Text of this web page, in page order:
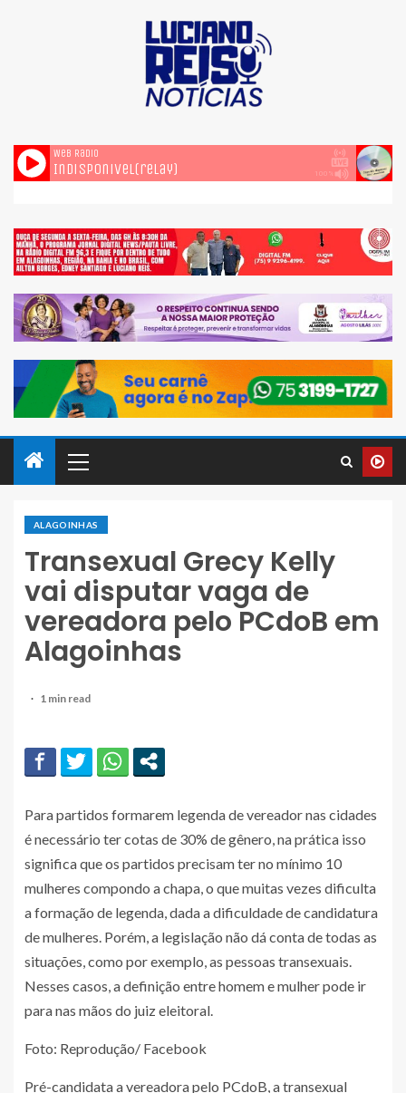
ALAGOINHAS
Transexual Grecy Kelly
vai disputar vaga de
vereadora pelo PCdoB em
Alagoinhas
1 min read
Para partidos formarem legenda de vereador nas cidades
é necessário ter cotas de 30% de gênero, na prática isso
significa que os partidos precisam ter no mínimo 10
mulheres compondo a chapa, o que muitas vezes dificulta
a formação de legenda, dada a dificuldade de candidatura
de mulheres. Porém, a legislação não dá conta de todas as
situações, como por exemplo, as pessoas transexuais.
Nesses casos, a definição entre homem e mulher pode ir
para nas mãos do juiz eleitoral.
Foto: Reprodução/ Facebook
Pré-candidata a vereadora pelo PCdoB, a transexual